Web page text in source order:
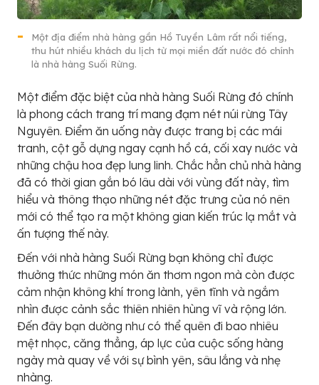
Một địa điểm nhà hàng gần Hồ Tuyền Lâm rất nổi tiếng,
thu hút nhiều khách du lịch từ mọi miền đất nước đó chính
là nhà hàng Suối Rừng.
Một điểm đặc biệt của nhà hàng Suối Rừng đó chính
là phong cách trang trí mang đạm nét núi rừng Tây
Nguyên. Điểm ăn uống này được trang bị các mái
tranh, cột gỗ dựng ngay cạnh hồ cá, cối xay nước và
những chậu hoa đẹp lung linh. Chắc hẳn chủ nhà hàng
đã có thời gian gắn bó lâu dài với vùng đất này, tìm
hiểu và thông thạo những nét đặc trưng của nó nên
mới có thể tạo ra một không gian kiến trúc lạ mắt và
ấn tượng thế này.
Đến với nhà hàng Suối Rừng bạn không chỉ được
thưởng thức những món ăn thơm ngon mà còn được
cảm nhận không khí trong lành, yên tĩnh và ngắm
nhìn được cảnh sắc thiên nhiên hùng vĩ và rộng lớn.
Đến đây bạn dường như có thể quên đi bao nhiêu
mệt nhọc, căng thẳng, áp lực của cuộc sống hàng
ngày mà quay về với sự bình yên, sâu lắng và nhẹ
nhàng.